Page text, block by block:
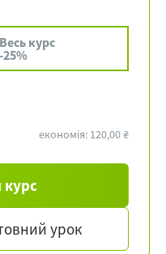
Весь курс
-25%
економія: 120,00 ₴
урок